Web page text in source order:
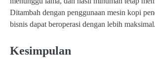
Ditambah dengan penggunaan mesin kopi
bisnis dapat beroperasi dengan lebih maksimal.
Kesimpulan